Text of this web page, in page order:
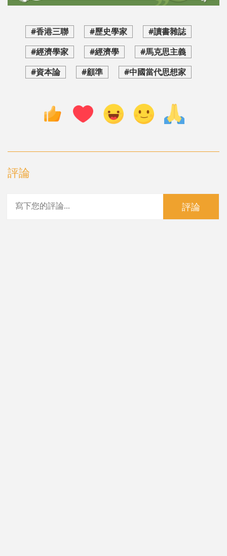
#香港三聯 #歷史學家
#讀書雜誌
#經濟學家
#經濟學
#馬克思主義
#資本論
#顧準 #中國當代思想家
評論
評論